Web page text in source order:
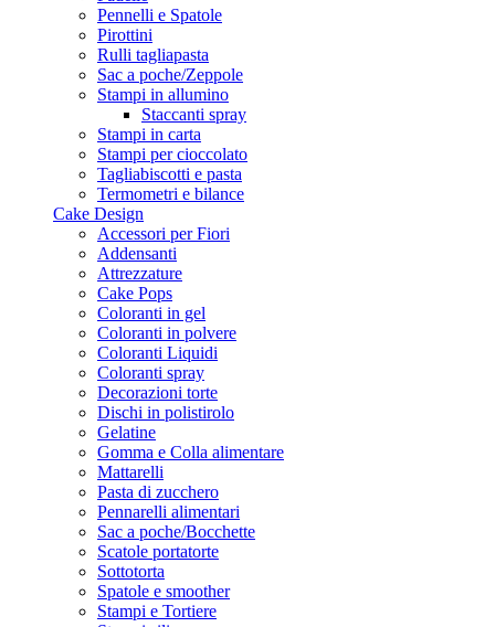
Pennelli e Spatole
Pirottini
Rulli tagliapasta
Sac a poche/Zeppole
Stampi in allumino
Staccanti spray
Stampi in carta
Stampi per cioccolato
Tagliabiscotti e pasta
Termometri e bilance
Cake Design
Accessori per Fiori
Addensanti
Attrezzature
Cake Pops
Coloranti in gel
Coloranti in polvere
Coloranti Liquidi
Coloranti spray
Decorazioni torte
Dischi in polistirolo
Gelatine
Gomma e Colla alimentare
Mattarelli
Pasta di zucchero
Pennarelli alimentari
Sac a poche/Bocchette
Scatole portatorte
Sottotorta
Spatole e smoother
Stampi e Tortiere